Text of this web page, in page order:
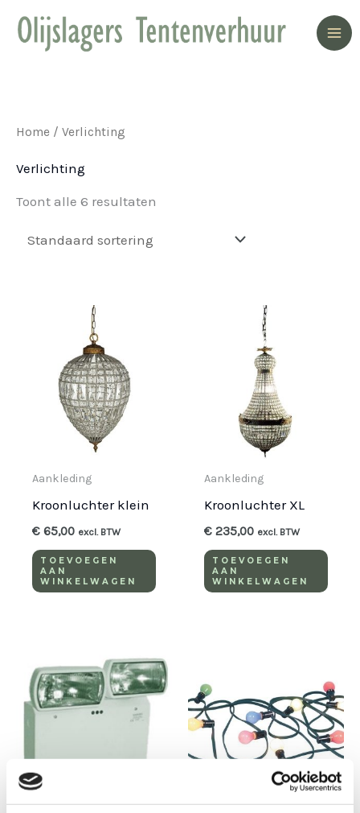
naar
Home / Verlichting
Verlichting
Toont alle 6 resultaten
Aankleding
Kroonluchter klein
€ 65,00 excl. BTW
TOEVOEGEN
AAN
WINKELWAGEN
Aankleding
Kroonluchter XL
€ 235,00 excl. BTW
TOEVOEGEN
AAN
WINKELWAGEN